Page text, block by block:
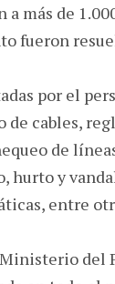
más de
fueron
por el
de cables,
de
hurto y
entre
del